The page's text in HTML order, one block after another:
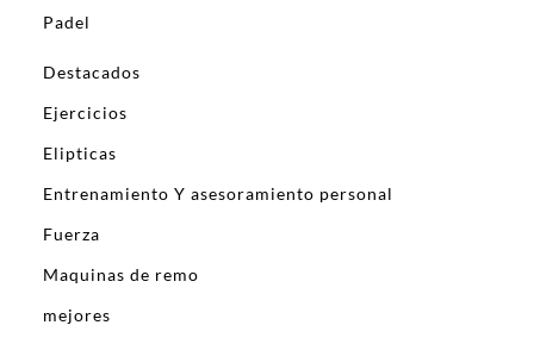
Padel
Destacados
Ejercicios
Elipticas
Entrenamiento Y asesoramiento personal
Fuerza
Maquinas de remo
mejores